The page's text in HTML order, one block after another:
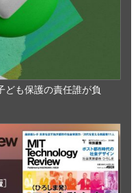
ども保護の責任誰が負